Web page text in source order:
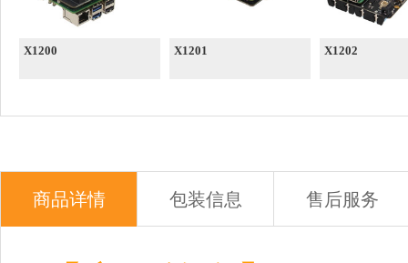
X1200 X1201 X1202
商品详情 包装信息 售后服务